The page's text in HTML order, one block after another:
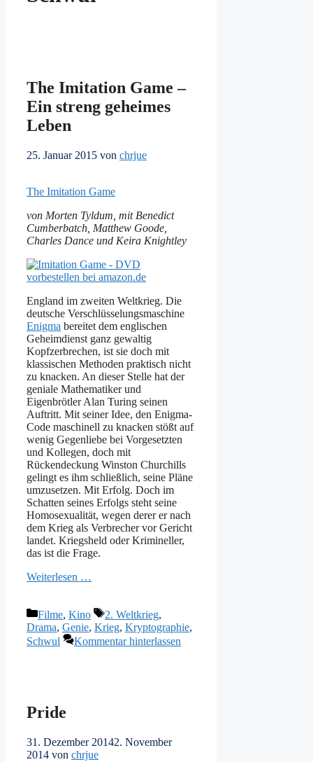
The Imitation Game –
Ein streng geheimes
Leben
25. Januar 2015 von chrjue
The Imitation Game
von Morten Tyldum, mit Benedict
Cumberbatch, Matthew Goode,
Charles Dance und Keira Knightley
England im zweiten Weltkrieg. Die
deutsche Verschlüsselungsmaschine
Enigma bereitet dem englischen
Geheimdienst ganz gewaltig
Kopfzerbrechen, ist sie doch mit
klassischen Methoden praktisch nicht
zu knacken. An dieser Stelle hat der
geniale Mathematiker und
Eigenbrötler Alan Turing seinen
Auftritt. Mit seiner Idee, den Enigma-
Code maschinell zu knacken stößt auf
wenig Gegenliebe bei Vorgesetzten
und Kollegen, doch mit
Rückendeckung Winston Churchills
gelingt es ihm schließlich, seine Pläne
umzusetzen. Mit Erfolg. Doch im
Schatten seines Erfolgs steht seine
Homosexualität, wegen derer er nach
dem Krieg als Verbrecher vor Gericht
landet. Kriegsheld oder Krimineller,
das ist die Frage.
Weiterlesen …
Kategorien
Filme, Kino Schlagwörter
2. Weltkrieg,
Drama, Genie, Krieg, Kryptographie,
Schwul
Kommentar hinterlassen
Pride
31. Dezember 20142. November
2014 von chrjue